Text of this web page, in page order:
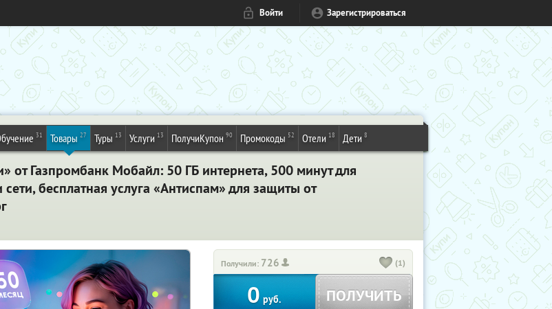
Войти Зарегистрироваться
31 Товары 27 Туры 13 Услуги 13 ПолучиКупон 90 Промокоды 52 Отели 18 Дети 8
от Газпромбанк Мобайл: 50 ГБ интернета, 500 минут для
бесплатная услуга «Антиспам» для защиты от
Получили: 726 (1)
0 руб. ПОЛУЧИТЬ